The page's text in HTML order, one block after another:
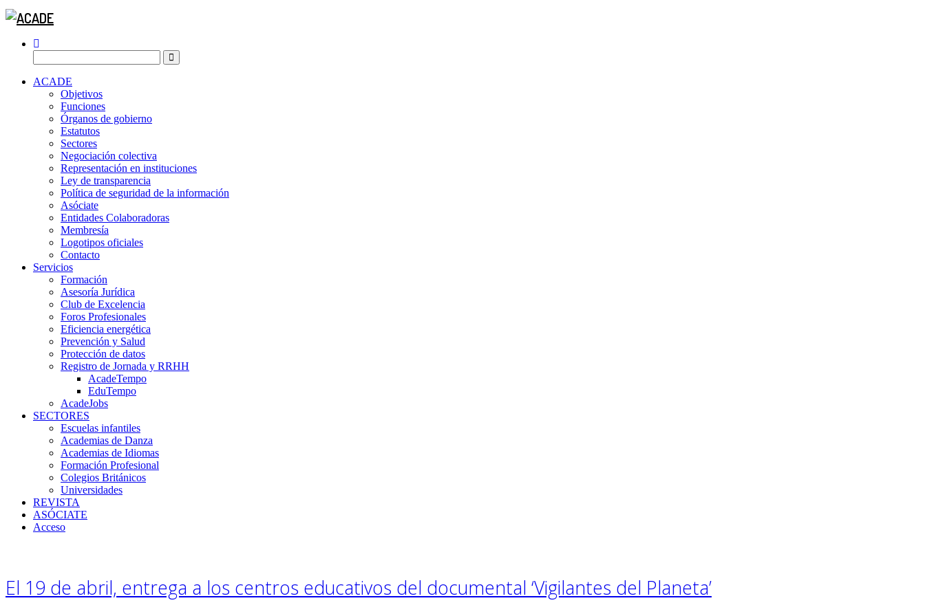
ACADE
Objetivos
Funciones
Órganos de gobierno
Estatutos
Sectores
Negociación colectiva
Representación en instituciones
Ley de transparencia
Política de seguridad de la información
Asóciate
Entidades Colaboradoras
Membresía
Logotipos oficiales
Contacto
Servicios
Formación
Asesoría Jurídica
Club de Excelencia
Foros Profesionales
Eficiencia energética
Prevención y Salud
Protección de datos
Registro de Jornada y RRHH
AcadeTempo
EduTempo
AcadeJobs
SECTORES
Escuelas infantiles
Academias de Danza
Academias de Idiomas
Formación Profesional
Colegios Británicos
Universidades
REVISTA
ASÓCIATE
Acceso
El 19 de abril, entrega a los centros educativos del documental ‘Vigilantes del Planeta’